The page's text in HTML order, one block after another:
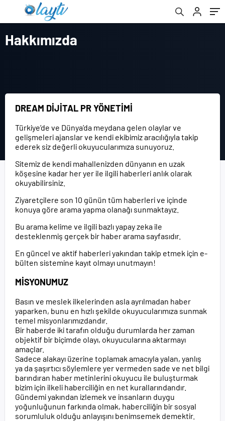
Hakkımızda
DREAM DİJİTAL PR YÖNETİMİ
Türkiye’de ve Dünya’da meydana gelen olaylar ve
gelişmeleri ajanslar ve kendi ekibimiz aracılığıyla takip
ederek siz değerli okuyucularımıza sunuyoruz.
Sitemiz de kendi mahallenizden dünyanın en uzak
köşesine kadar her yer ile ilgili haberleri anlık olarak
okuyabilirsiniz.
Ziyaretçilere son 10 günün tüm haberleri ve içinde
konuya göre arama yapma olanağı sunmaktayız.
Bu arama kelime ve ilgili bazlı yapay zeka ile
desteklenmiş gerçek bir haber arama sayfasıdır.
En güncel ve aktif haberleri yakından takip etmek için e-
bülten sistemine kayıt olmayı unutmayın!
MİSYONUMUZ
Basın ve meslek ilkelerinden asla ayrılmadan haber
yaparken, bunu en hızlı şekilde okuyucularımıza sunmak
temel misyonlarımızdandır.
Bir haberde iki tarafın olduğu durumlarda her zaman
objektif bir biçimde olayı, okuyucularına aktarmayı
amaçlar.
Sadece alakayı üzerine toplamak amacıyla yalan, yanlış
ya da şaşırtıcı söylemlere yer vermeden sade ve net bilgi
barındıran haber metinlerini okuyucu ile buluşturmak
bizim için ilkeli haberciliğin en net kurallarındandır.
Gündemi yakından izlemek ve insanların duygu
yoğunluğunun farkında olmak, haberciliğin bir sosyal
sorumluluk olduğu anlayışını benimsemek demektir.